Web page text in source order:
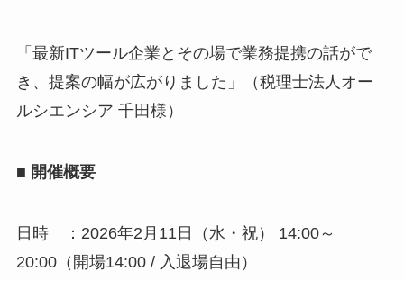
「最新ITツール企業とその場で業務提携の話がで
き、提案の幅が広がりました」（税理士法人オー
ルシエンシア 千田様）
■ 開催概要
日時 ：2026年2月11日（水・祝） 14:00～
20:00（開場14:00 / 入退場自由）